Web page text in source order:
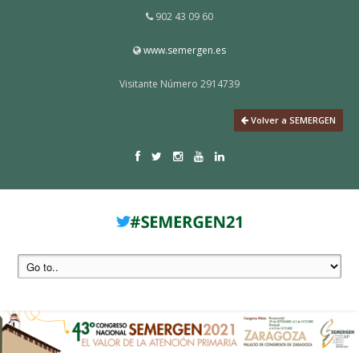
902 43 09 60
www.semergen.es
Visitante Número 2914739
Volver a SEMERGEN